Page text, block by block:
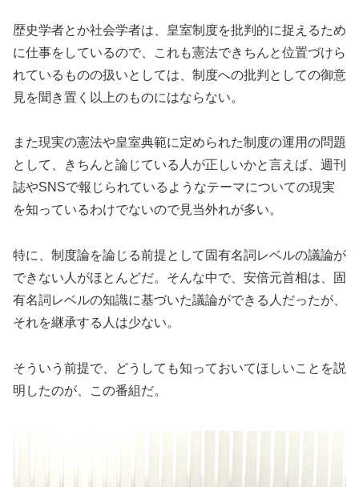
歴史学者とか社会学者は、皇室制度を批判的に捉えるため
に仕事をしているので、これも憲法できちんと位置づけら
れているものの扱いとしては、制度への批判としての御意
見を聞き置く以上のものにはならない。
また現実の憲法や皇室典範に定められた制度の運用の問題
として、きちんと論じている人が正しいかと言えば、週刊
誌やSNSで報じられているようなテーマについての現実
を知っているわけでないので見当外れが多い。
特に、制度論を論じる前提として固有名詞レベルの議論が
できない人がほとんどだ。そんな中で、安倍元首相は、固
有名詞レベルの知識に基づいた議論ができる人だったが、
それを継承する人は少ない。
そういう前提で、どうしても知っておいてほしいことを説
明したのが、この番組だ。